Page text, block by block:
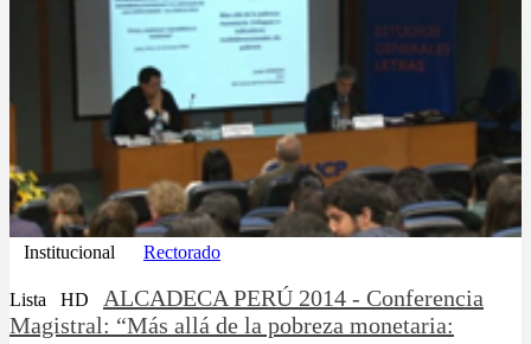
Institucional Rectorado
Lista HD
ALCADECA PERÚ 2014 - Conferencia
Magistral: “Más allá de la pobreza monetaria: